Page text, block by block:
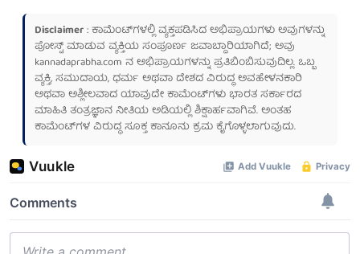
Disclaimer: ಕಾಮೆಂಟ್‌ಗಳಲ್ಲಿ ವ್ಯಕ್ತಪಡಿಸಿದ ಅಭಿಪ್ರಾಯಗಳು ಅವುಗಳನ್ನು
ಪೋಸ್ಟ್ ಮಾಡುವ ವ್ಯಕ್ತಿಯ ಸಂಪೂರ್ಣ ಜವಾಬ್ದಾರಿಯಾಗಿದೆ; ಅವು
kannadaprabha.com ನ ಅಭಿಪ್ರಾಯಗಳನ್ನು ಪ್ರತಿಬಿಂಬಿಸುವುದಿಲ್ಲ. ಒಬ್ಬ
ವ್ಯಕ್ತಿ, ಸಮುದಾಯ, ಧರ್ಮ ಅಥವಾ ದೇಶದ ವಿರುದ್ಧ ಅವಹೇಳನಕಾರಿ
ಅಥವಾ ಅಶ್ಲೀಲವಾದ ಯಾವುದೇ ಕಾಮೆಂಟ್‌ಗಳು ಭಾರತ ಸರ್ಕಾರದ
ಮಾಹಿತಿ ತಂತ್ರಜ್ಞಾನ ನೀತಿಯ ಅಡಿಯಲ್ಲಿ ಶಿಕ್ಷಾರ್ಹವಾಗಿವೆ. ಅಂತಹ
ಕಾಮೆಂಟ್‌ಗಳ ವಿರುದ್ಧ ಸೂಕ್ತ ಕಾನೂನು ಕ್ರಮ ಕೈಗೊಳ್ಳಲಾಗುವುದು.